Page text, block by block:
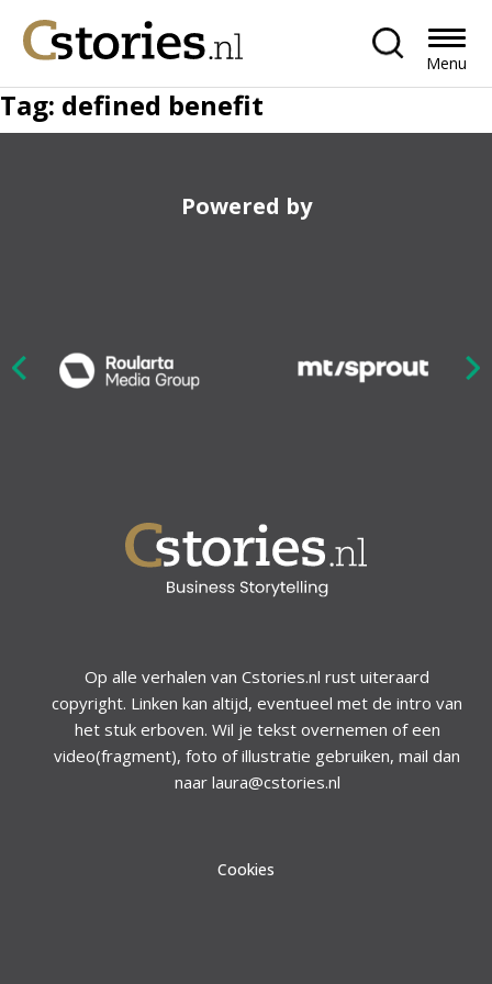
Menu
Tag: defined benefit
Powered by
Op alle verhalen van Cstories.nl rust uiteraard
copyright. Linken kan altijd, eventueel met de intro van
het stuk erboven. Wil je tekst overnemen of een
video(fragment), foto of illustratie gebruiken, mail dan
naar laura@cstories.nl
Cookies